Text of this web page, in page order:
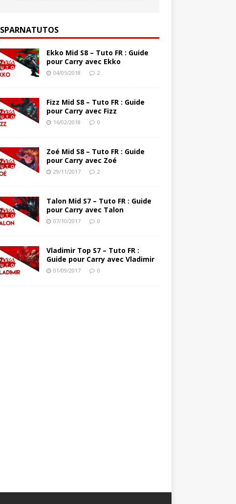
SPARNATUTOS
Ekko Mid S8 – Tuto FR : Guide
pour Carry avec Ekko
04/05/2018 2
Fizz Mid S8 – Tuto FR : Guide
pour Carry avec Fizz
16/02/2018 0
Zoé Mid S8 – Tuto FR : Guide
pour Carry avec Zoé
29/11/2017 2
Talon Mid S7 – Tuto FR : Guide
pour Carry avec Talon
07/10/2017 0
Vladimir Top S7 – Tuto FR :
Guide pour Carry avec Vladimir
01/09/2017 0